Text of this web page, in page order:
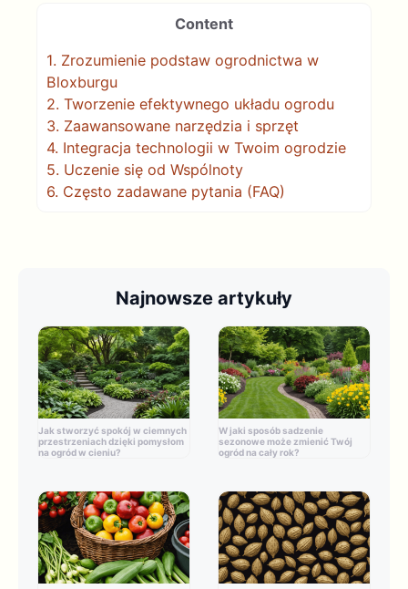
Content
1. Zrozumienie podstaw ogrodnictwa w
Bloxburgu
2. Tworzenie efektywnego układu ogrodu
3. Zaawansowane narzędzia i sprzęt
4. Integracja technologii w Twoim ogrodzie
5. Uczenie się od Wspólnoty
6. Często zadawane pytania (FAQ)
Najnowsze artykuły
Jak stworzyć spokój w ciemnych
przestrzeniach dzięki pomysłom
na ogród w cieniu?
W jaki sposób sadzenie
sezonowe może zmienić Twój
ogród na cały rok?